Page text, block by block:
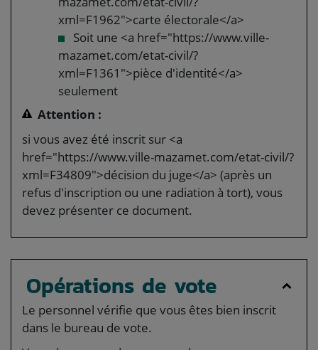
xml=F1962">carte électorale</a>
Soit une <a href="https://www.ville-
mazamet.com/etat-civil/?
xml=F1361">pièce d'identité</a>
seulement
Attention :
si vous avez été inscrit sur <a
href="https://www.ville-mazamet.com/etat-civil/?
xml=F34809">décision du juge</a> (après un
refus d'inscription ou une radiation à tort), vous
devez présenter ce document.
Opérations de vote
Le personnel vérifie que vous êtes bien inscrit
dans le bureau de vote.